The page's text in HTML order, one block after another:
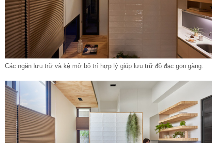
Các ngăn lưu trữ và kệ mở bố trí hợp lý giúp lưu trữ đồ đạc gọn gàng.